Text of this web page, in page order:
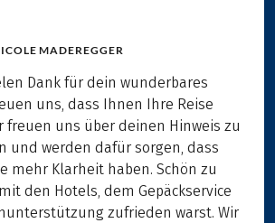
MADEREGGER
Dank für dein wunderbares
uns, dass Ihnen Ihre Reise
freuen uns über deinen Hinweis zu
und werden dafür sorgen, dass
mehr Klarheit haben. Schön zu
den Hotels, dem Gepäckservice
zufrieden warst. Wir